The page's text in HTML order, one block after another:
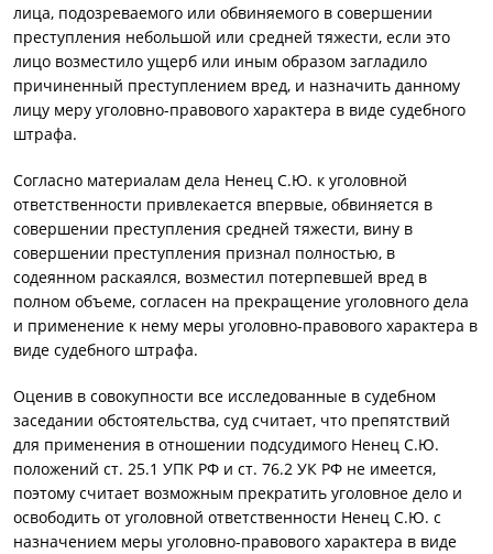
лица, подозреваемого или обвиняемого в совершении
преступления небольшой или средней тяжести, если это
лицо возместило ущерб или иным образом загладило
причиненный преступлением вред, и назначить данному
лицу меру уголовно-правового характера в виде судебного
штрафа.
Согласно материалам дела Ненец С.Ю. к уголовной
ответственности привлекается впервые, обвиняется в
совершении преступления средней тяжести, вину в
совершении преступления признал полностью, в
содеянном раскаялся, возместил потерпевшей вред в
полном объеме, согласен на прекращение уголовного дела
и применение к нему меры уголовно-правового характера в
виде судебного штрафа.
Оценив в совокупности все исследованные в судебном
заседании обстоятельства, суд считает, что препятствий
для применения в отношении подсудимого Ненец С.Ю.
положений ст. 25.1 УПК РФ и ст. 76.2 УК РФ не имеется,
поэтому считает возможным прекратить уголовное дело и
освободить от уголовной ответственности Ненец С.Ю. с
назначением меры уголовно-правового характера в виде